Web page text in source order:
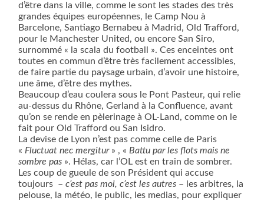
d’être dans la ville, comme le sont les stades des très
grandes équipes européennes, le Camp Nou à
Barcelone, Santiago Bernabeu à Madrid, Old Trafford,
pour le Manchester United, ou encore San Siro,
surnommé « la scala du football ». Ces enceintes ont
toutes en commun d’être très facilement accessibles,
de faire partie du paysage urbain, d’avoir une histoire,
une âme, d’être des mythes.
Beaucoup d’eau coulera sous le Pont Pasteur, qui relie
au-dessus du Rhône, Gerland à la Confluence, avant
qu’on se rende en pèlerinage à OL-Land, comme on le
fait pour Old Trafford ou San Isidro.
La devise de Lyon n’est pas comme celle de Paris
«Fluctuat nec mergitur » , «Battu par les flots mais ne
sombre pas ». Hélas, car l’OL est en train de sombrer.
Les coup de gueule de son Président qui accuse
toujours –c’est pas moi, c’est les autres – les arbitres, la
pelouse, la météo, le public, les medias, pour expliquer